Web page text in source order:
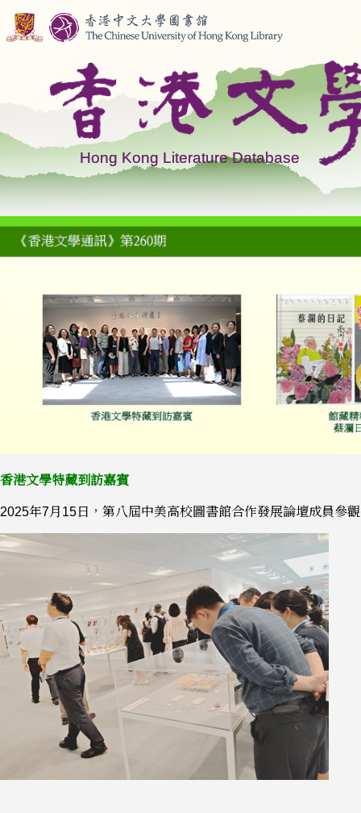
香港文學特藏到訪嘉賓
2025年7月15日，第八屆中美高校圖書館合作發展論壇成員參